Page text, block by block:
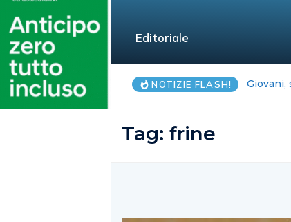
Editoriale
NOTIZIE FLASH! Lega
Tag:frine